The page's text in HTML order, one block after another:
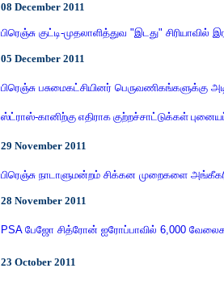
08 December 2011
பிரெஞ்சு குட்டி-முதலாளித்துவ "இடது" சிரியாவில்
05 December 2011
பிரெஞ்சு பசுமைகட்சியினர் பெருவணிகங்களுக்கு
ஸ்ட்ராஸ்-கானிற்கு எதிராக குற்றச்சாட்டுக்கள்
29 November 2011
பிரெஞ்சு நாடாளுமன்றம் சிக்கன முறைகளை
28 November 2011
PSA பேஜோ சித்ரோன் ஐரோப்பாவில் 6,000
23 October 2011